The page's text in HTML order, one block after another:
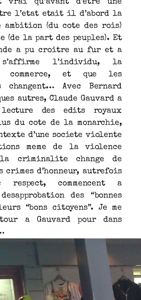
vrai qu’avant d’etre une
l’etat etait il d’abord la
ambition (du cote des rois)
(de la part des peuples). Et
a pu croitre au fur et a
l’individu, la
commerce, et que les
changent… Avec Bernard
autres, Claude Gauvard a
des edits royaux
du cote de la monarchie,
d’une societe violente
meme de la violence
la criminalite change de
crimes d’honneur, autrefois
respect, commencent a
des “bonnes
“bons citoyens”. Je me
a Gauvard pour dans